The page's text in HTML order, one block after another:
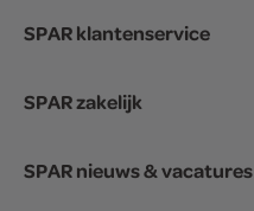
SPAR klantenservice
SPAR zakelijk
SPAR nieuws & vacatures